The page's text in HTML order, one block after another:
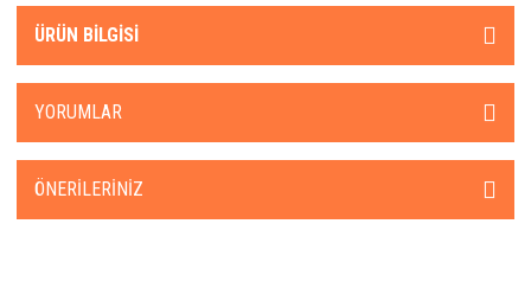
ÜRÜN BILGISI
YORUMLAR
ÖNERILERINIZ